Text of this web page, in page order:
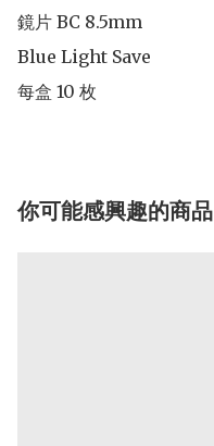
鏡片 BC 8.5mm
Blue Light Save
每盒 10 枚
你可能感興趣的商品